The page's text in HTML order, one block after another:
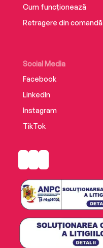
Cum funcționează
Retragere din comandă
Social Media
Facebook
LinkedIn
Instagram
TikTok